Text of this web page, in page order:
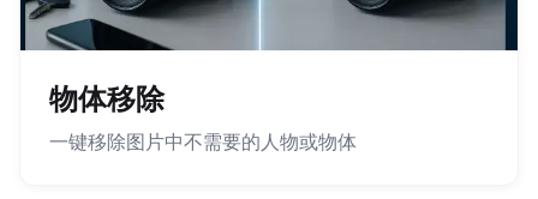
物体移除
一键移除图片中不需要的人物或物体